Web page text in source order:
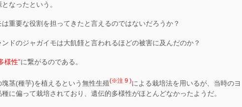
なったという。
重要な役割を担ってきたと言えるのではないだろうか？
ドのジャガイモは大飢饉と言われるほどの被害に及んだのか？
様性”に繋がるのである。
茎(種芋)を植えるという無性生殖(※注 9 )による栽培法を用いるが、当時のヨ
に偏って栽培されており、遺伝的多様性がほとんどなかったようだ。